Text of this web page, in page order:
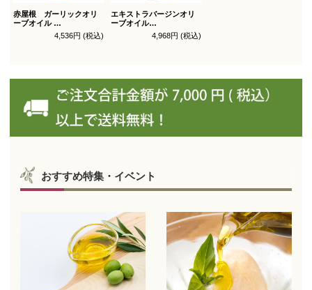
赤屋根 ガーリックオリ
ーブオイル
4,536円 (税込)
エキストラバージンオリ
ーブオイル
トルトサ 450g 1本箱入
（スペイン自社農園産）
4,968円 (税込)